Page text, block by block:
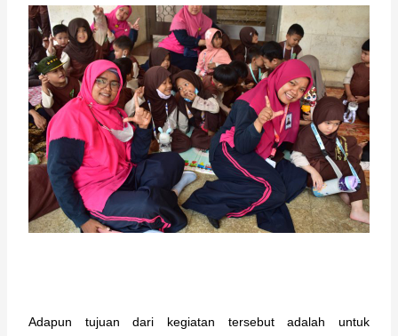
Adapun tujuan dari kegiatan tersebut adalah untuk